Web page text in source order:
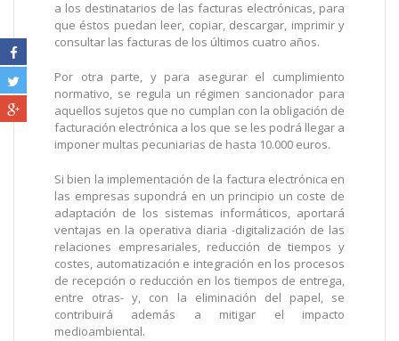
a los destinatarios de las facturas electrónicas, para
que éstos puedan leer, copiar, descargar, imprimir y
consultar las facturas de los últimos cuatro años.
Por otra parte, y para asegurar el cumplimiento
normativo, se regula un régimen sancionador para
aquellos sujetos que no cumplan con la obligación de
facturación electrónica a los que se les podrá llegar a
imponer multas pecuniarias de hasta 10.000 euros.
Si bien la implementación de la factura electrónica en
las empresas supondrá en un principio un coste de
adaptación de los sistemas informáticos, aportará
ventajas en la operativa diaria -digitalización de las
relaciones empresariales, reducción de tiempos y
costes, automatización e integración en los procesos
de recepción o reducción en los tiempos de entrega,
entre otras- y, con la eliminación del papel, se
contribuirá además a mitigar el impacto
medioambiental.